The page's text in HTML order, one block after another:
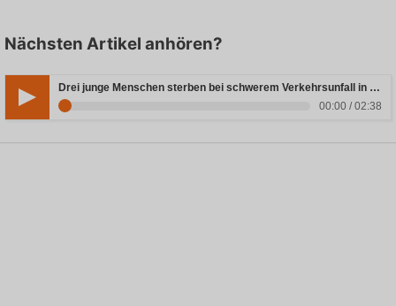
Nächsten Artikel anhören?
Drei junge Menschen sterben bei schwerem Verkehrsunfall in Rheinland-Pfalz
00:00 / 02:38